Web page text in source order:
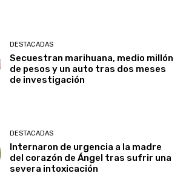
DESTACADAS
Secuestran marihuana, medio millón
de pesos y un auto tras dos meses
de investigación
DESTACADAS
Internaron de urgencia a la madre
del corazón de Ángel tras sufrir una
severa intoxicación